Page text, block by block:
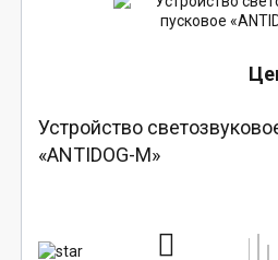
Устройство
«ANTIDOG-M»